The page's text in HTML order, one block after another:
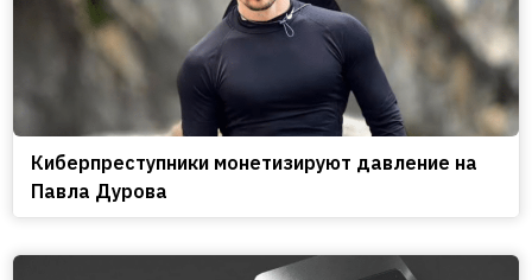
Киберпреступники монетизируют давление на
Павла Дурова